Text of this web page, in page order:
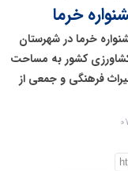
خرما
خرما در شهرستان
کشاورزی کشور به مساحت
میراث فرهنگی و جمعی از